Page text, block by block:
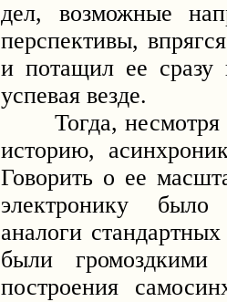
дел, возможные
перспективы,
и потащил ее сразу
успевая везде.
Тогда, несмотря
историю,
Говорить о ее
электронику
аналоги
были
построения